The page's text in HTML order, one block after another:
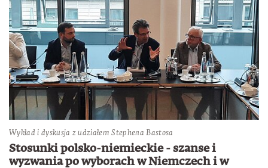
Wykład i dyskusja z udziałem Stephena Bastosa
Stosunki polsko-niemieckie - szanse i
wyzwania po wyborach w Niemczech i w